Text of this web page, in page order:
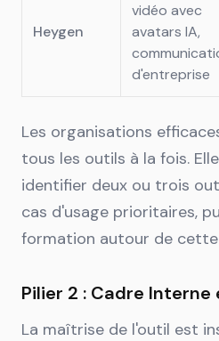
Heygen
vidéo avec
avatars IA,
d'entreprise
Les organisations
tous les outils à la fois.
identifier deux ou trois
cas d'usage prioritaires,
formation autour de
Pilier 2 : Cadre
La maîtrise de l'outil est